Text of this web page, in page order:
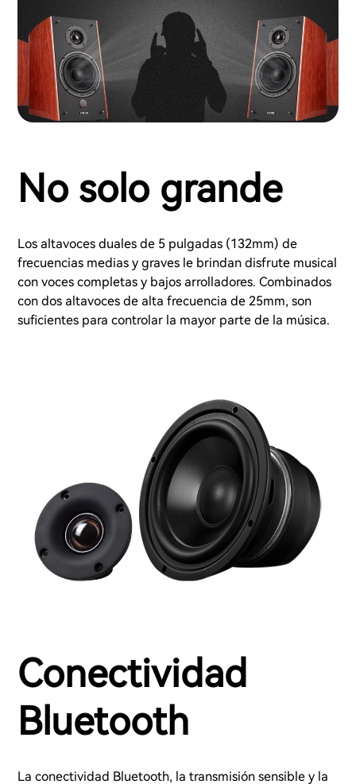
No solo grande
Los altavoces duales de 5 pulgadas (132mm) de
frecuencias medias y graves le brindan disfrute musical
con voces completas y bajos arrolladores. Combinados
con dos altavoces de alta frecuencia de 25mm, son
suficientes para controlar la mayor parte de la música.
Conectividad
Bluetooth
La conectividad Bluetooth, la transmisión sensible y la